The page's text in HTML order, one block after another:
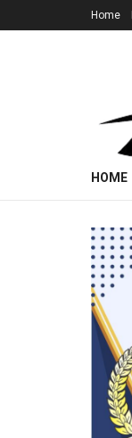
Home
HOME